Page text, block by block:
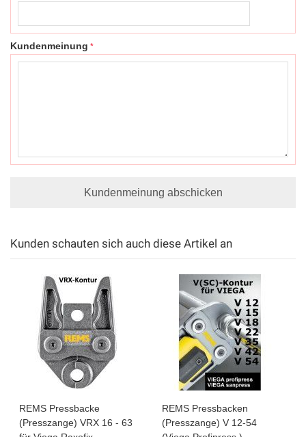
Kundenmeinung
Kundenmeinung abschicken
Kunden schauten sich auch diese Artikel an
REMS Pressbacke
(Presszange) VRX 16 - 63
REMS Pressbacken
(Presszange) V 12-54